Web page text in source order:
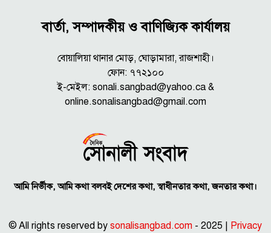
বার্তা, সম্পাদকীয় ও বাণিজ্যিক কার্যালয়
বোয়ালিয়া থানার মোড়, ঘোড়ামারা, রাজশাহী।
ফোন: ৭৭২১০০
ই-মেইল: sonali.sangbad@yahoo.ca &
online.sonalisangbad@gmail.com
আমি নির্ভীক, আমি কথা বলবই দেশের কথা, স্বাধীনতার কথা, জনতার কথা।
© All rights reserved by sonalisangbad.com - 2025 | Privacy